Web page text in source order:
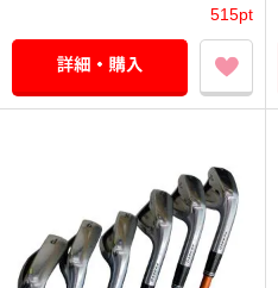
515pt